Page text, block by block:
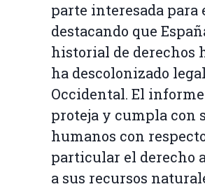
parte interesada para
destacando que
historial de derechos
ha descolonizado
Occidental. El
proteja y cumpla con
humanos con
particular el derecho
a sus recursos